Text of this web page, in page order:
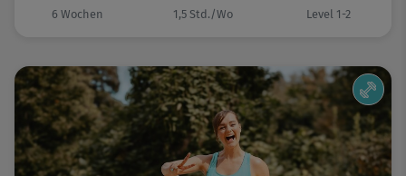
6 Wochen 1,5 Std./Wo Level 1-2